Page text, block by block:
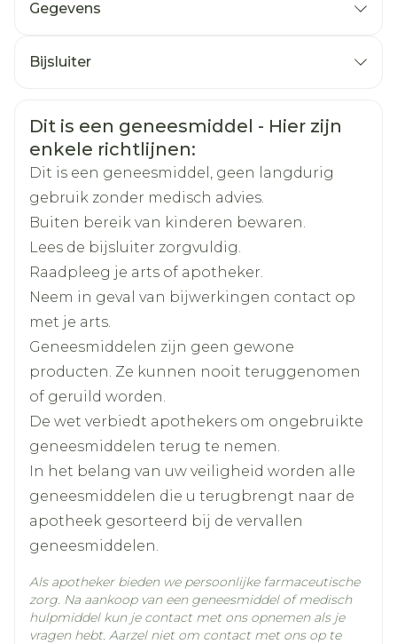
Waarschuw onmiddellijk uw arts als u het
volgens de waarde van INR
tabletten
2e dag: heparine met een kwart verminderen
+ 2 tot 4 tabletten
3e dag: 1 tot 1,5 tablet per dag
Vanaf 4e dag: 0,25 tot 1,5 tablet per dag
volgens de waarde van INR
De dosis in één keer toedienen
De tabletten dienen zonder kauwen met een
weinig water, bij voorkeur bij het slapengaan
Gegevens
Merken Viatris
Breedte 48 mm
Lengte
Diepte 48 mm
Hoeveelheid
Verpakking
25
Actieve
Ingrediënten
Behoud
Kamertemperatuur (15°C -
25°C)
Bijsluiter
Veiligheidsinformatie
Dit is een geneesmiddel - Hier zijn
enkele richtlijnen:
Dit is een geneesmiddel, geen langdurig
gebruik zonder medisch advies.
Buiten bereik van kinderen bewaren.
Lees de bijsluiter zorgvuldig.
Raadpleeg je arts of apotheker.
Neem in geval van bijwerkingen contact op
met je arts.
Geneesmiddelen zijn geen gewone
producten. Ze kunnen nooit teruggenomen
of geruild worden.
De wet verbiedt apothekers om ongebruikte
geneesmiddelen terug te nemen.
In het belang van uw veiligheid worden alle
geneesmiddelen die u terugbrengt naar de
apotheek gesorteerd bij de vervallen
geneesmiddelen.
Als apotheker bieden we persoonlijke farmaceutische
zorg. Na aankoop van een geneesmiddel of medisch
hulpmiddel kun je contact met ons opnemen als je
vragen hebt. Aarzel niet om contact met ons op te